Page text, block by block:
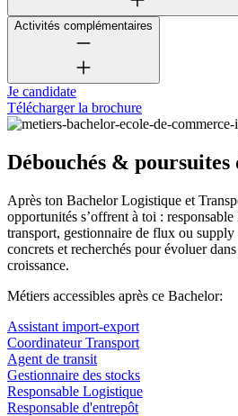
Activités complémentaires
Je candidate
Télécharger la brochure
Débouchés & poursuites
Après ton Bachelor Logistique et
opportunités s’offrent à toi :
transport, gestionnaire de flux ou supply
concrets et recherchés pour évoluer
croissance.
Métiers accessibles après ce Bachelor:
Assistant import-export
Coordinateur Transport
Agent de transit
Gestionnaire des stocks
Responsable Logistique
Responsable d'entrepôt